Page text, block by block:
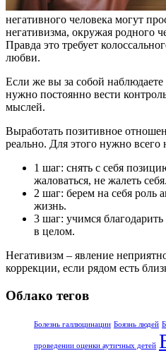
негативного человека могут
негативизма, окружая родного
Правда это требует
любви.
Если же вы за собой
нужно постоянно вести
мыслей.
Выработать позитивное
реально. Для этого нужно всего
1 шаг: снять с себя
жаловаться, не жалеть себя.
2 шаг: берем на себя роль
жизнь.
3 шаг: учимся
в целом.
Негативизм – явление
коррекции, если рядом есть
Облако тегов
Болезнь галлюцинации Боязнь людей
проведении оценки аутичных детей